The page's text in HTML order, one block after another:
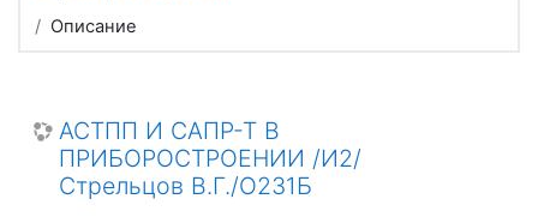
Описание
АСТПП И САПР-Т В
ПРИБОРОСТРОЕНИИ /И2/
Стрельцов В.Г./О231Б